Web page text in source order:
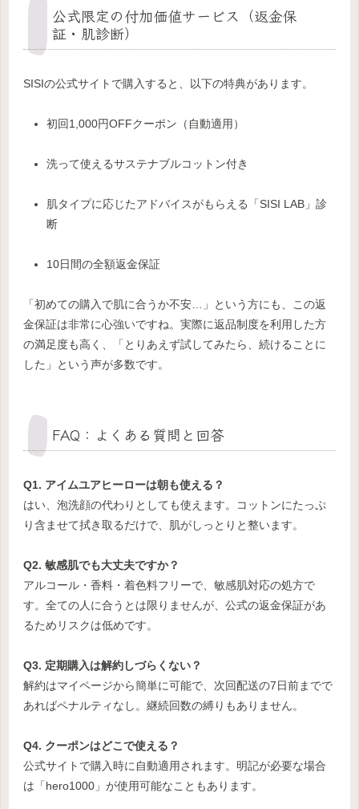
公式限定の付加価値サービス（返金保
証・肌診断）
SISIの公式サイトで購入すると、以下の特典があります。
初回1,000円OFFクーポン（自動適用）
洗って使えるサステナブルコットン付き
肌タイプに応じたアドバイスがもらえる「SISI LAB」診
断
10日間の全額返金保証
「初めての購入で肌に合うか不安…」という方にも、この返
金保証は非常に心強いですね。実際に返品制度を利用した方
の満足度も高く、「とりあえず試してみたら、続けることに
した」という声が多数です。
FAQ：よくある質問と回答
Q1. アイムユアヒーローは朝も使える？
はい、泡洗顔の代わりとしても使えます。コットンにたっぷ
り含ませて拭き取るだけで、肌がしっとりと整います。
Q2. 敏感肌でも大丈夫ですか？
アルコール・香料・着色料フリーで、敏感肌対応の処方で
す。全ての人に合うとは限りませんが、公式の返金保証があ
るためリスクは低めです。
Q3. 定期購入は解約しづらくない？
解約はマイページから簡単に可能で、次回配送の7日前までで
あればペナルティなし。継続回数の縛りもありません。
Q4. クーポンはどこで使える？
公式サイトで購入時に自動適用されます。明記が必要な場合
は「hero1000」が使用可能なこともあります。